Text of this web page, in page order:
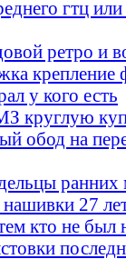
гтц или
ретро и
крепление
у кого есть
круглую
обод на
ранних
27
кто не был